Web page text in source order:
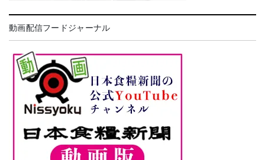
動画配信フードジャーナル